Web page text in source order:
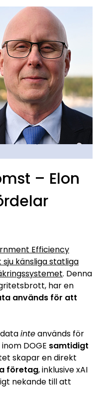
– Elon
Efficiency
sju känsliga statliga
. Denna
har en
används för att
inteanvänds för
DOGE samtidigt
skapar en direkt
företag, inklusive xAI
nekande till att